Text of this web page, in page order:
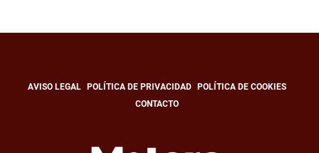
AVISO LEGAL POLÍTICA DE PRIVACIDAD
POLÍTICA DE COOKIES
CONTACTO